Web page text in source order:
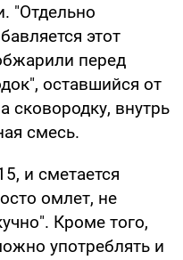
"Отдельно
этот
перед
оставшийся от
сковородку, внутрь
смесь.
и сметается
омлет, не
Кроме того,
употреблять и